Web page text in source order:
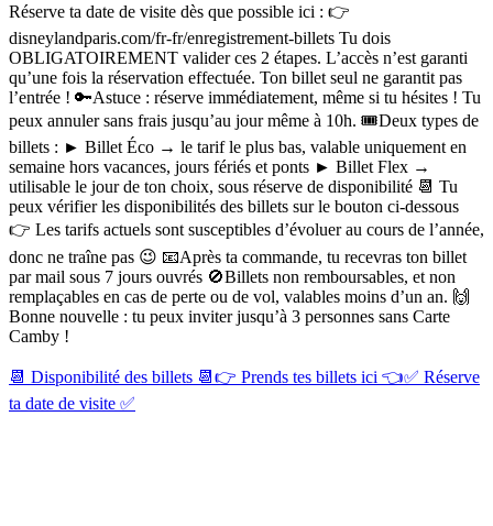
Réserve ta date de visite dès que possible ici : 👉
disneylandparis.com/fr-fr/enregistrement-billets Tu dois
OBLIGATOIREMENT valider ces 2 étapes. L’accès n’est garanti
qu’une fois la réservation effectuée. Ton billet seul ne garantit pas
l’entrée ! 🔑Astuce : réserve immédiatement, même si tu hésites ! Tu
peux annuler sans frais jusqu’au jour même à 10h. 🎟️Deux types de
billets : ► Billet Éco → le tarif le plus bas, valable uniquement en
semaine hors vacances, jours fériés et ponts ► Billet Flex →
utilisable le jour de ton choix, sous réserve de disponibilité 📆 Tu
peux vérifier les disponibilités des billets sur le bouton ci-dessous
👉 Les tarifs actuels sont susceptibles d’évoluer au cours de l’année,
donc ne traîne pas 😉 📧Après ta commande, tu recevras ton billet
par mail sous 7 jours ouvrés 🚫Billets non remboursables, et non
remplaçables en cas de perte ou de vol, valables moins d’un an. 🙌
Bonne nouvelle : tu peux inviter jusqu’à 3 personnes sans Carte
Camby !
📆 Disponibilité des billets 📆 👉 Prends tes billets ici 👈✅ Réserve
ta date de visite ✅